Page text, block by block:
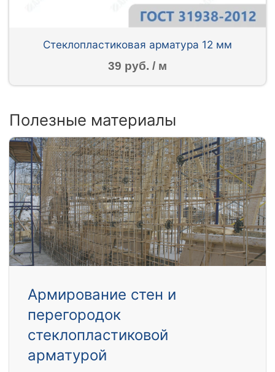
Стеклопластиковая арматура 12 мм
39 руб. / м
Полезные материалы
Армирование стен и
перегородок
стеклопластиковой
арматурой